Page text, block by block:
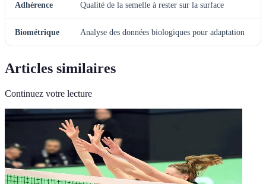
Adhérence Qualité de la semelle à rester sur la surface
Biométrique Analyse des données biologiques pour adaptation
Articles similaires
Continuez votre lecture